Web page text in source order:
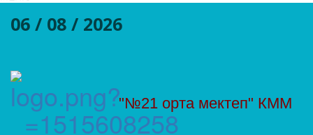
06 / 08 / 2026
"№21 орта мектеп" КММ